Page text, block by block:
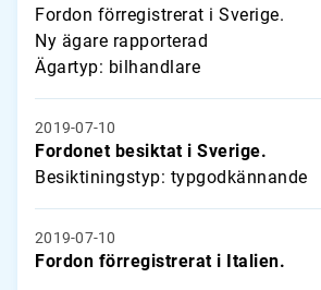
Fordon förregistrerat i Sverige.
Ny ägare rapporterad
Ägartyp: bilhandlare
2019-07-10
Fordonet besiktat i Sverige.
Besiktiningstyp: typgodkännande
2019-07-10
Fordon förregistrerat i Italien.